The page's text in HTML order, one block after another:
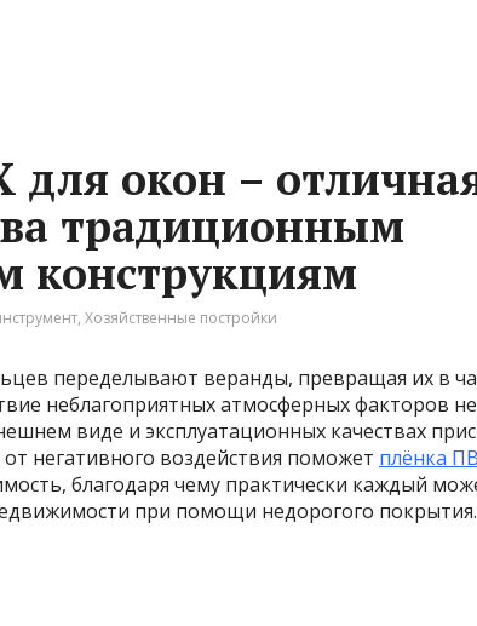
окон –
традиционным
конструкциям
, Хозяйственные постройки
переделывают веранды, превращая их в
неблагоприятных атмосферных факторов
виде и эксплуатационных качествах
негативного воздействия поможет плёнка
благодаря чему практически каждый
при помощи недорогого покрытия.